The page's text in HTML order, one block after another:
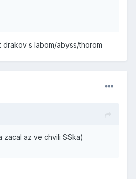
s labom/abyss/thorom
az ve chvili SSka)